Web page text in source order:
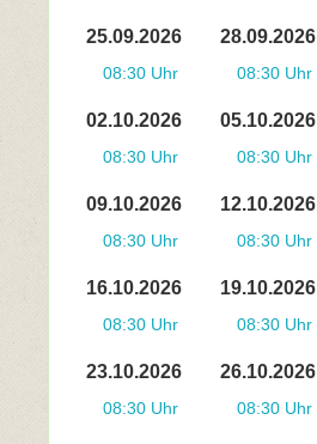
25.09.2026
08:30 Uhr
28.09.2026
08:30 Uhr
02.10.2026
08:30 Uhr
05.10.2026
08:30 Uhr
09.10.2026
08:30 Uhr
12.10.2026
08:30 Uhr
16.10.2026
08:30 Uhr
19.10.2026
08:30 Uhr
23.10.2026
08:30 Uhr
26.10.2026
08:30 Uhr